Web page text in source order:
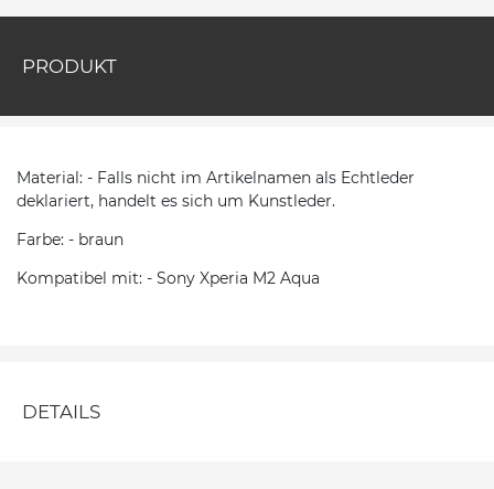
PRODUKT
Material: - Falls nicht im Artikelnamen als Echtleder
deklariert, handelt es sich um Kunstleder.
Farbe: - braun
Kompatibel mit: - Sony Xperia M2 Aqua
DETAILS